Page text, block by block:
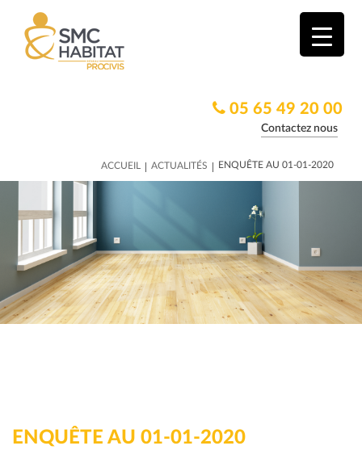
05 65 49 20 00
Contactez nous
ACCUEIL | ACTUALITÉS | ENQUÊTE AU 01-01-2020
ENQUÊTE AU 01-01-2020